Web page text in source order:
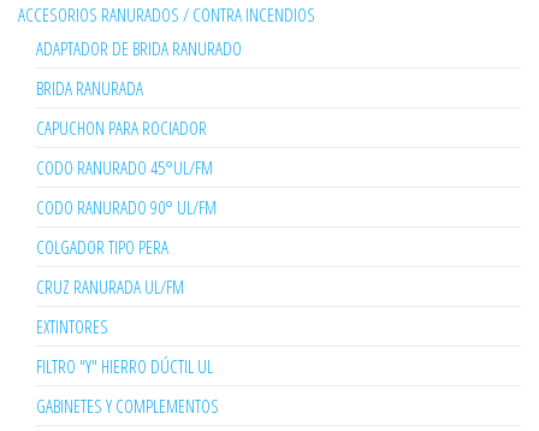
ACCESORIOS RANURADOS / CONTRA INCENDIOS
ADAPTADOR DE BRIDA RANURADO
BRIDA RANURADA
CAPUCHON PARA ROCIADOR
CODO RANURADO 45°UL/FM
CODO RANURADO 90° UL/FM
COLGADOR TIPO PERA
CRUZ RANURADA UL/FM
EXTINTORES
FILTRO "Y" HIERRO DÚCTIL UL
GABINETES Y COMPLEMENTOS